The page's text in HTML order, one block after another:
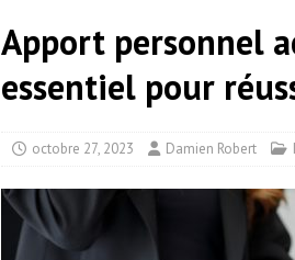
Apport personnel
essentiel pour
octobre 27, 2023 Damien Robert